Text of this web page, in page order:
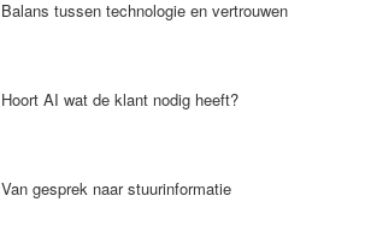
Balans tussen technologie en vertrouwen
Hoort AI wat de klant nodig heeft?
Van gesprek naar stuurinformatie